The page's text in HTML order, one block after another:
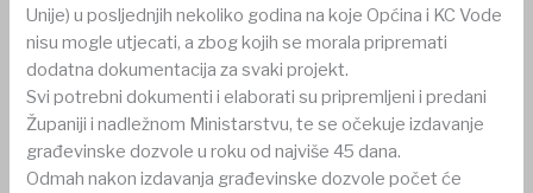
Unije) u posljednjih nekoliko godina na koje Općina i KC Vode
nisu mogle utjecati, a zbog kojih se morala pripremati
dodatna dokumentacija za svaki projekt.
Svi potrebni dokumenti i elaborati su pripremljeni i predani
Županiji i nadležnom Ministarstvu, te se očekuje izdavanje
građevinske dozvole u roku od najviše 45 dana.
Odmah nakon izdavanja građevinske dozvole počet će